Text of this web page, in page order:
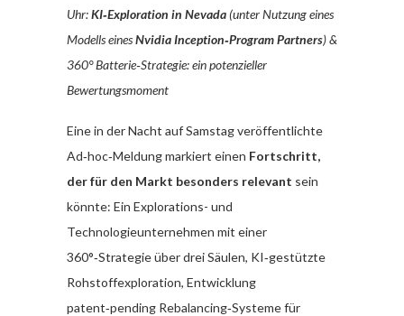
Uhr:KI‑Exploration in Nevada(unter Nutzung eines
Modells einesNvidia Inception‑Program Partners) &
360° Batterie‑Strategie: ein potenzieller
Bewertungsmoment
Eine in der Nacht auf Samstag veröffentlichte
Ad‑hoc‑Meldung markiert einen Fortschritt,
der für den Markt besonders relevant sein
könnte: Ein Explorations- und
Technologieunternehmen mit einer
360°‑Strategie über drei Säulen, KI‑gestützte
Rohstoffexploration, Entwicklung
patent‑pending Rebalancing‑Systeme für